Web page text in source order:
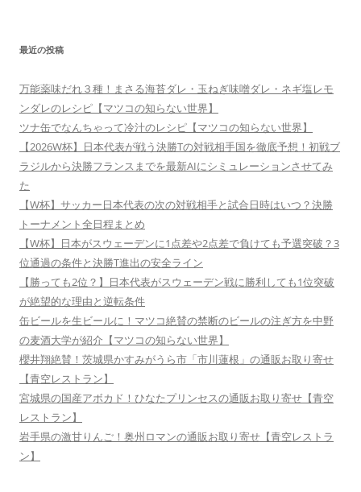
最近の投稿
万能薬味だれ３種！まさる海苔ダレ・玉ねぎ味噌ダレ・ネギ塩レモ
ンダレのレシピ【マツコの知らない世界】
ツナ缶でなんちゃって冷汁のレシピ【マツコの知らない世界】
【2026W杯】日本代表が戦う決勝Tの対戦相手国を徹底予想！初戦ブ
ラジルから決勝フランスまでを最新AIにシミュレーションさせてみ
た
【W杯】サッカー日本代表の次の対戦相手と試合日時はいつ？決勝
トーナメント全日程まとめ
【W杯】日本がスウェーデンに1点差や2点差で負けても予選突破？3
位通過の条件と決勝T進出の安全ライン
【勝っても2位？】日本代表がスウェーデン戦に勝利しても1位突破
が絶望的な理由と逆転条件
缶ビールを生ビールに！マツコ絶賛の禁断のビールの注ぎ方を中野
の麦酒大学が紹介【マツコの知らない世界】
櫻井翔絶賛！茨城県かすみがうら市「市川蓮根」の通販お取り寄せ
【青空レストラン】
宮城県の国産アボカド！ひなたプリンセスの通販お取り寄せ【青空
レストラン】
岩手県の激甘りんご！奥州ロマンの通販お取り寄せ【青空レストラ
ン】